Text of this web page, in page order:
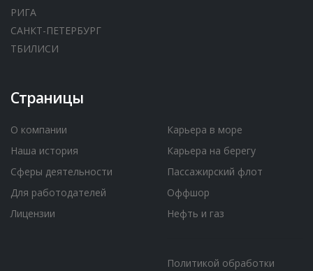
РИГА
САНКТ-ПЕТЕРБУРГ
ТБИЛИСИ
Страницы
О компании
Наша история
Сферы деятельности
Для работодателей
Лицензии
Карьера в море
Карьера на берегу
Пассажирский флот
Оффшор
Нефть и газ
Политикой обработки